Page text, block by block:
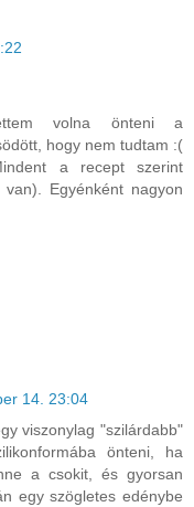
volna önteni a
hogy nem tudtam :(
a recept szerint
Egyénként nagyon
14. 23:04
viszonylag "szilárdabb"
önteni, ha
a csokit, és gyorsan
egy szögletes edénybe